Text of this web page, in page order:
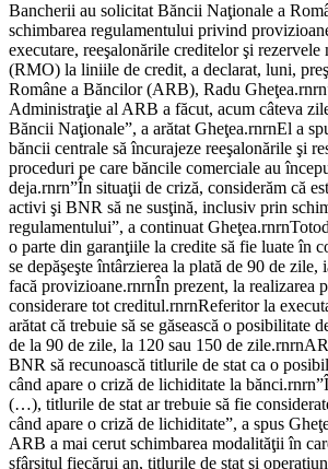
Bancherii au solicitat Băncii Naţionale a
schimbarea regulamentului privind
executare, reeşalonările creditelor şi
(RMO) la liniile de credit, a declarat, luni,
Române a Băncilor (ARB), Radu
Administraţie al ARB a făcut, acum câteva
Băncii Naţionale”, a arătat Gheţea.rnrnEl a
băncii centrale să încurajeze reeşalonările şi
proceduri pe care băncile comerciale au
deja.rnrn”În situaţii de criză, considerăm că
activi şi BNR să ne susţină, inclusiv prin
regulamentului”, a continuat
o parte din garanţiile la credite să fie luate în
se depăşeşte întârzierea la plată de 90 de zile,
facă provizioane.rnrnÎn prezent, la realizarea
considerare tot creditul.rnrnReferitor la
arătat că trebuie să se găsească o posibilitate
de la 90 de zile, la 120 sau 150 de
BNR să recunoască titlurile de stat ca o
când apare o criză de lichiditate la
(…), titlurile de stat ar trebuie să fie
când apare o criză de lichiditate”, a spus
ARB a mai cerut schimbarea modalităţii în
sfârşitul fiecărui an, titlurile de stat şi